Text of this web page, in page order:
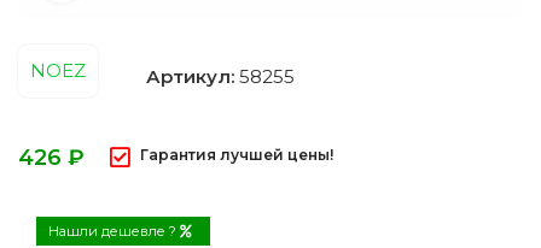
NOEZ Артикул: 58255
₽ Гарантия лучшей цены!
Нашли дешевле ?